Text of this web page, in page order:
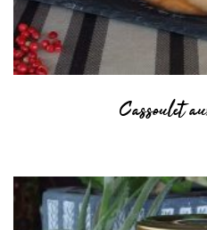
Cassoulet